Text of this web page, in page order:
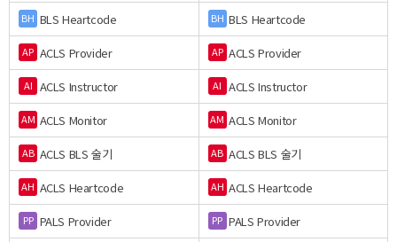
BH BLS Heartcode BH BLS Heartcode
AP ACLS Provider AP ACLS Provider
AI ACLS Instructor AI ACLS Instructor
AM ACLS Monitor AM ACLS Monitor
AB ACLS BLS 술기 AB ACLS BLS 술기
AH ACLS Heartcode AH ACLS Heartcode
PP PALS Provider PP PALS Provider